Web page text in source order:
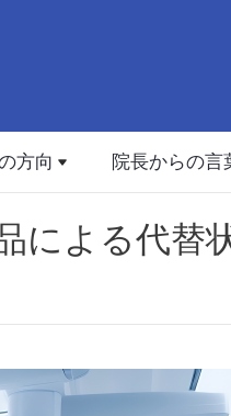
方向 院長からの言
による代替